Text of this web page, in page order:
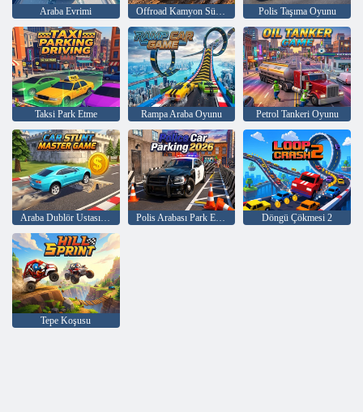
Araba Evrimi Polis Taşıma Oyunu
Taksi Park Etme Rampa Araba Oyunu Petrol Tankeri Oyunu
Polis Arabası Park Etme 2026 Döngü Çökmesi 2
Tepe Koşusu